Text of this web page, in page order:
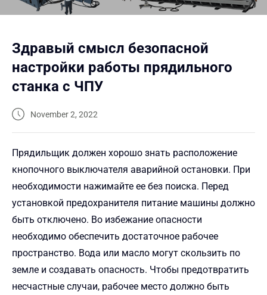
Здравый смысл безопасной
настройки работы прядильного
станка с ЧПУ
November 2, 2022
Прядильщик должен хорошо знать расположение
кнопочного выключателя аварийной остановки. При
необходимости нажимайте ее без поиска. Перед
установкой предохранителя питание машины должно
быть отключено. Во избежание опасности
необходимо обеспечить достаточное рабочее
пространство. Вода или масло могут скользить по
земле и создавать опасность. Чтобы предотвратить
несчастные случаи, рабочее место должно быть